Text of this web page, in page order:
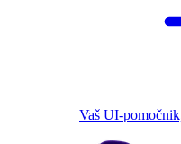
Vaš UI-